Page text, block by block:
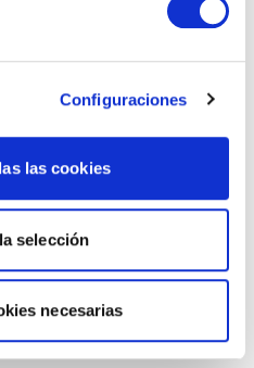
Configuraciones
las cookies
selección
necesarias